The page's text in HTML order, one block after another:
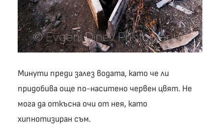
Минути преди залез водата, като че ли
придобива още по-наситено червен цвят. Не
мога да откъсна очи от нея, като
хипнотизиран съм.